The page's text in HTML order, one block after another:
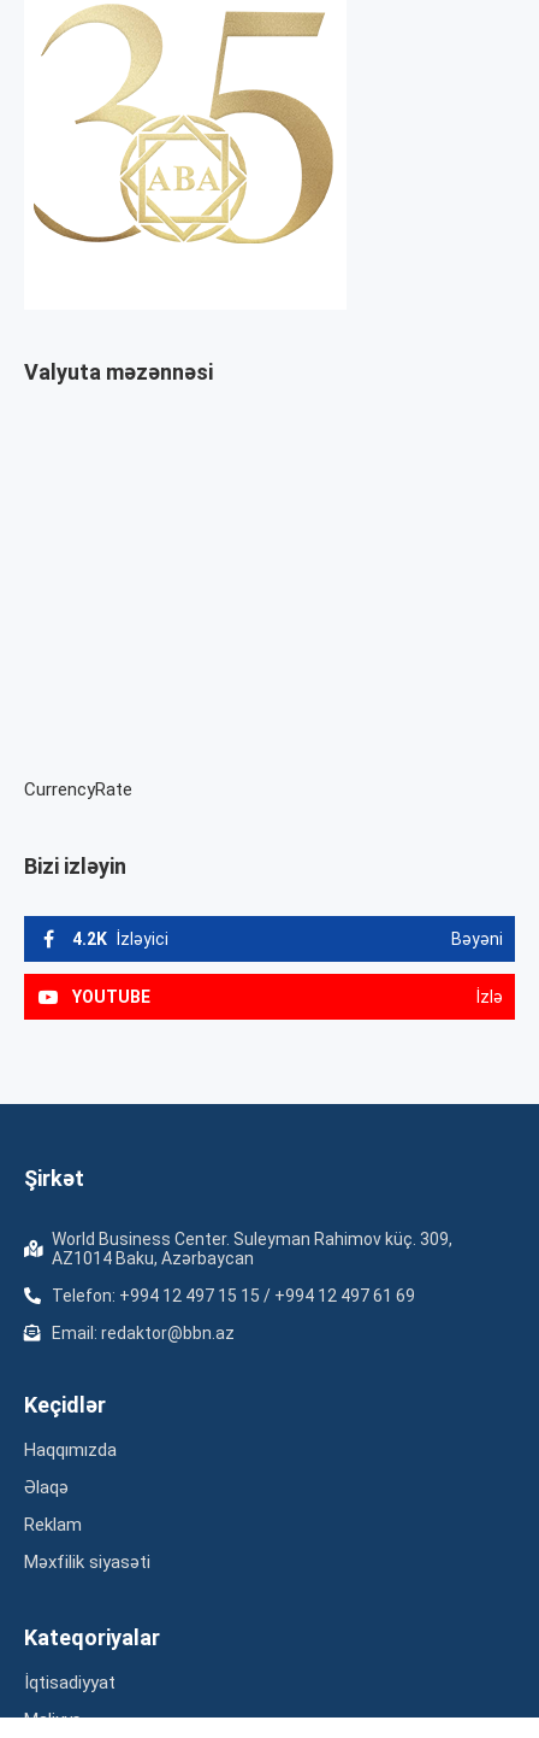
Valyuta məzənnəsi
CurrencyRate
Bizi izləyin
4.2K İzləyici Bəyəni
YOUTUBE İzlə
Şirkət
World Business Center. Suleyman Rahimov küç. 309,
AZ1014 Baku, Azərbaycan
Telefon: +994 12 497 15 15 / +994 12 497 61 69
Email: redaktor@bbn.az
Keçidlər
Haqqımızda
Əlaqə
Reklam
Məxfilik siyasəti
Kateqoriyalar
İqtisadiyyat
Maliyyə